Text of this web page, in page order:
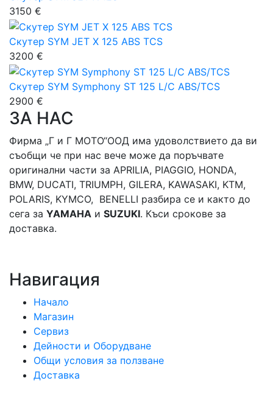
3150 €
Скутер SYM JET X 125 ABS TCS
3200 €
Скутер SYM Symphony ST 125 L/C ABS/TCS
2900 €
ЗА НАС
Фирма „Г и Г МОТО“ООД има удоволствието да ви
съобщи че при нас вече може да поръчвате
оригинални части за APRILIA, PIAGGIO, HONDA,
BMW, DUCATI, TRIUMPH, GILERA, KAWASAKI, KTM,
POLARIS, KYMCO, BENELLI разбира се и както до
сега за YAMAHA и SUZUKI. Къси срокове за
доставка.
Навигация
Начало
Магазин
Сервиз
Дейности и Оборудване
Общи условия за ползване
Доставка